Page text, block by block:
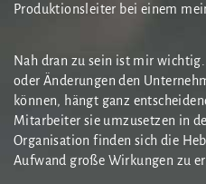
Produktionsleiter bei einem
Nah dran zu sein ist mir
oder Änderungen den
können, hängt ganz
Mitarbeiter sie umzusetzen in
Organisation finden sich die
Aufwand große Wirkungen zu